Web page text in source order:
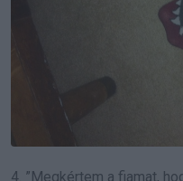
4. ”Megkértem a fiamat,